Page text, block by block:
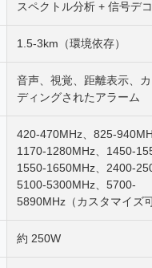
スペクトル分析 + 信号デ
1.5-3km（環境依存）
音声、視覚、距離表示、
ディングされたアラーム
420-470MHz、825-
1170-1280MHz、1450-
1550-1650MHz、2400-
5100-5300MHz、5700-
5890MHz（カスタマイズ可
約 250W